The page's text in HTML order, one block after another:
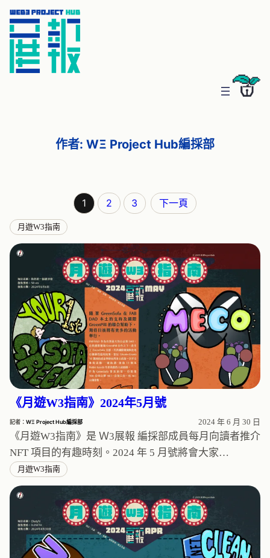
作者: WΞ Project Hub編採部
1 2 3 下一頁
月遊W3指南
《月遊W3指南》2024年5月號
記者： WΞ Project Hub編採部 2024 年 6 月 30 日
《月遊W3指南》是 Ｗ3展報 編採部成員每月向讀者推介
NFT 項目的有趣時刻。2024 年 5 月號將會大家…
月遊W3指南